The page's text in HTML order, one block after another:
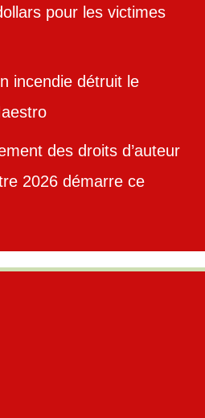
pour les victimes
incendie détruit le
des droits d’auteur
2026 démarre ce